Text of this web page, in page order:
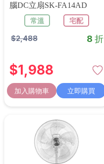
腦DC立扇SK-FA14AD
常溫
宅配
$2,488 8 折
$1,988
加入購物車 立即購買